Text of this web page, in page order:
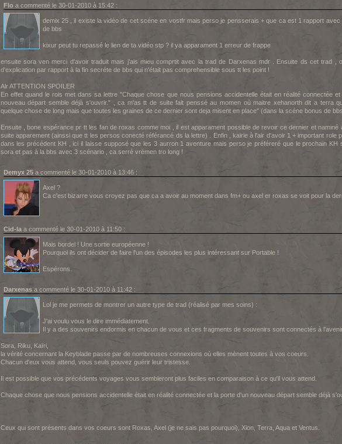
Flo a commenté le 30-01-2010 à 15:42 :
demix 25 , il existe la vidéo de cet scéne en vostfr mais perso je pensserais + que ca est 1 rapport avec
de bbs
kixur peut tu repassé le lien de ta vidéo stp ? il ya apparament 1 erreur de frappe
ensuite sora ven merci d'avoir traduit mais j'ais mieu comprtit avec la trad de Darxenas mdr . Ensuite ds cet trad ,
d'explication par rapport à la fin secréte de bbs qui n'était pas comprehensible sous tt les point !
Alr ATTENTION SPOILER
En effet quand le rois met dans sa lettre "Chaque chose que nous pensions accidentelle était en réalité connectée
nouveau départ semble déjà s'ouvrir." , ca m'as tt de suite fait penssé au momen où maitre xehanorth dit a terra
quelque chose de long mais que toutes les graines de ce dernier sont deja misent en place" (dans la scéne bonus de
Ensuite , bone espérance pr tt les fan de roxas comme moi , il est apparament possible de revoir ce dernier et naminé
suite apparement (ainssi que tt les persos conecté référancé ds la lettre) . Enfin , kairie à l'air d'avoir 1 + important role
dans les précédent KH , ici il laisse supposé que les 3 aurron 1 aventure mais perso je préféreré que le prochain KH
sora et pas à la bbs avec 3 scénario , ca serré vrémen tro long !
Demyx 25a commenté le 30-01-2010 à 13:46 :
Axel ?
Ca c'est bizarre vous croyez pas que ca a avoir au moment dans fm+ ou axel er roxas se voit pour la
Cid-la a commenté le 30-01-2010 à 11:50 :
Mais bordel ! Une sortie européenne !
Pourquoi ils ont décider de faire l'un des épisodes les plus intéressant sur Portable !
Espérons.
Darxenasa commenté le 30-01-2010 à 11:42 :
Lol je me permets de montrer un autre type de trad (réalisé par mes soins) :
J'ai voulu vous le dire immédiatement.
Il y a des souvenirs endormis en chacun de vous et ces fragments de souvenirs sont connectés à
Sora, Riku, Kaïri,
la vérité concernant la Keyblade passe par de nombreuses connexions où elles mènent toutes à vos coeurs.
Chacun d'eux vous attend, vous seuls pouvez guérir leur tristesse.
Il est possible que vos précédents voyages vous sembleront plus faciles en comparaison à ce qu'il vous attend.
Chaque chose que nous pensions accidentelle était en réalité connectée et la porte d'un nouveau départ semble déjà
Ceux qui sont présents dans vos coeurs sont Roxas, Axel (je ne sais pas pourquoi), Xion, Terra, Aqua et Ventus.